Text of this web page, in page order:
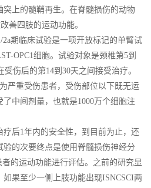
上的髓鞘再生。在脊髓损伤的动物
善四肢的运动功能。
2a期临床试验是一项开放标记的单臂试
OPC1细胞。试验对象是颈椎第5到
伤后的第14到30天之间接受治疗。
严重受伤患者，受伤部位以下既无运
中间剂量，也就是1000万个细胞注
后1年内的安全性，到目前为止，还
的次要终点是使用脊髓损伤神经分
的运动功能进行评估。之前的研究显
果至少一侧上肢功能出现ISNCSCI两